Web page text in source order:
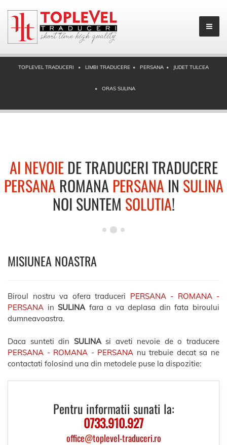
TOPLEVEL TRADUCERI LIMBI TRADUCERE PERSANA JUDET TULCEA
ORAS SULINA
AI NEVOIEDE TRADUCERI TRADUCERE
PERSANA ROMANA PERSANA IN SULINA
NOI SUNTEM SOLUTIA!
MISIUNEA NOASTRA
Biroul nostru va ofera traduceri PERSANA - ROMANA -
PERSANA inSULINAfara a va deplasa din fata biroului
dumneavoastra.
Daca sunteti din SULINAsi aveti nevoie de o traducere
PERSANA - ROMANA - PERSANA nu trebuie decat sa ne
contactati folosind una din metodele puse la dispozitie:
Pentru informatii sunati la:
0733.910.927
office@toplevel-traduceri.ro